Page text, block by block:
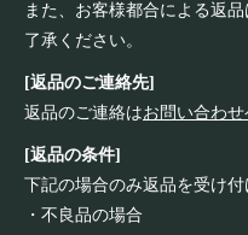
また、お客様都合による返
了承ください。
[返品のご連絡先]
返品のご連絡はお問い合わせ
[返品の条件]
下記の場合のみ返品を受け付
・不良品の場合